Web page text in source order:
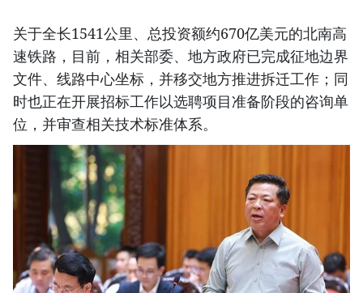
关于全长1541公里、总投资额约670亿美元的北南高
速铁路，目前，相关部委、地方政府已完成征地边界
文件、线路中心坐标，并移交地方推进拆迁工作；同
时也正在开展招标工作以选聘项目准备阶段的咨询单
位，并审查相关技术标准体系。